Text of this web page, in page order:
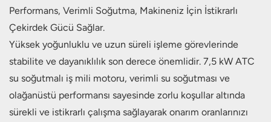
Performans, Verimli Soğutma, Makineniz İçin İstikrarlı
Çekirdek Gücü Sağlar.
Yüksek yoğunluklu ve uzun süreli işleme görevlerinde
stabilite ve dayanıklılık son derece önemlidir. 7,5 kW ATC
su soğutmalı iş mili motoru, verimli su soğutması ve
olağanüstü performansı sayesinde zorlu koşullar altında
sürekli ve istikrarlı çalışma sağlayarak onarım oranlarınızı